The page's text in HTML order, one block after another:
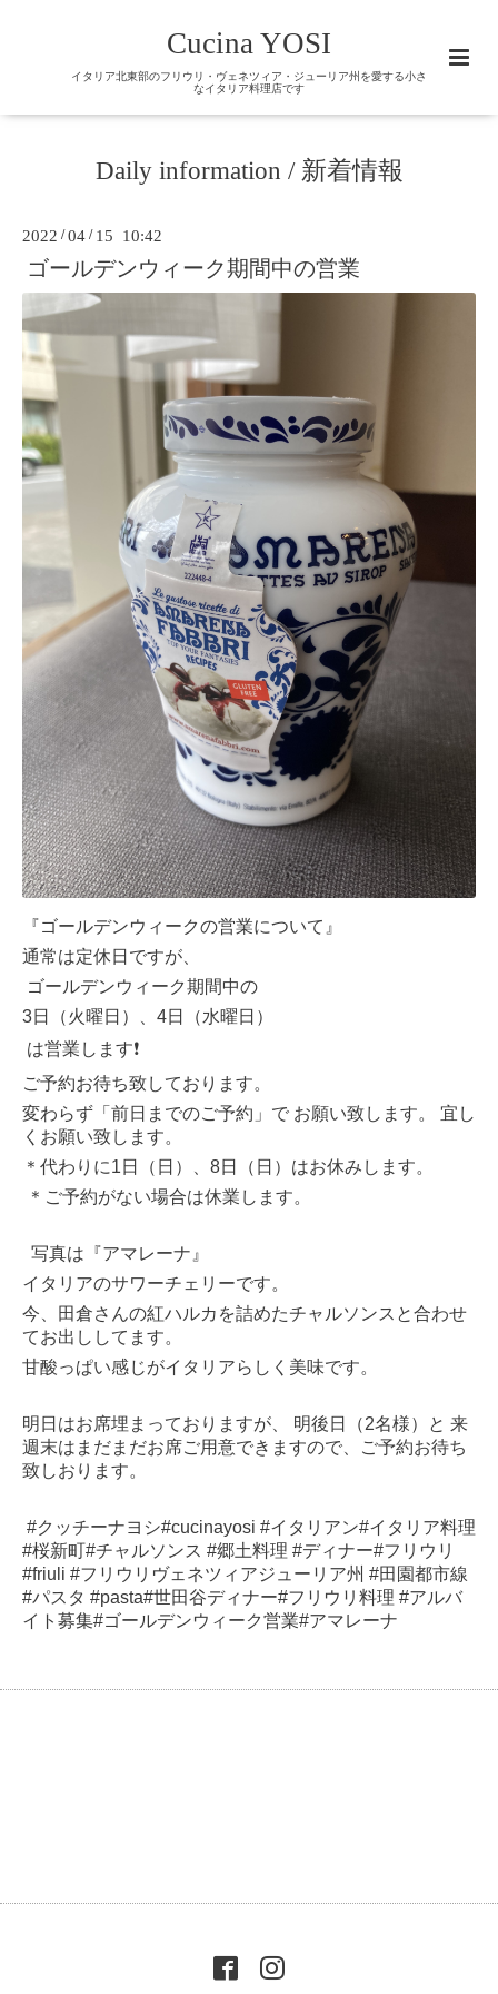
Cucina YOSI
イタリア北東部のフリウリ・ヴェネツィア・ジューリア州を愛する小さ
なイタリア料理店です
Daily information / 新着情報
2022 /04 / 15 10:42
ゴールデンウィーク期間中の営業
『ゴールデンウィークの営業について』
通常は定休日ですが、
ゴールデンウィーク期間中の
3日（火曜日）、4日（水曜日）
は営業します❗️
ご予約お待ち致しております。
変わらず「前日までのご予約」で お願い致します。 宜し
くお願い致します。
＊代わりに1日（日）、8日（日）はお休みします。
＊ご予約がない場合は休業します。
写真は『アマレーナ』
イタリアのサワーチェリーです。
今、田倉さんの紅ハルカを詰めたチャルソンスと合わせ
てお出ししてます。
甘酸っぱい感じがイタリアらしく美味です。
明日はお席埋まっておりますが、 明後日（2名様）と 来
週末はまだまだお席ご用意できますので、ご予約お待ち
致しおります。
#クッチーナヨシ#cucinayosi #イタリアン#イタリア料理
#桜新町#チャルソンス #郷土料理 #ディナー#フリウリ
#friuli #フリウリヴェネツィアジューリア州 #田園都市線
#パスタ #pasta#世田谷ディナー#フリウリ料理 #アルバ
イト募集#ゴールデンウィーク営業#アマレーナ